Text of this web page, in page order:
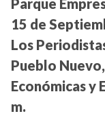
Parque
15 de
Los
Pueblo
Económicas y
m.